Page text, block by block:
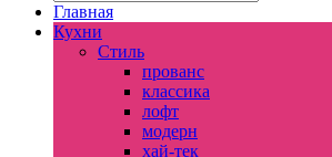
Главная
Кухни
Стиль
прованс
классика
лофт
модерн
хай-тек